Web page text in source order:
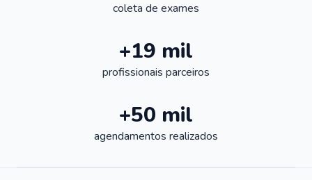
coleta de exames
+19 mil
profissionais parceiros
+50 mil
agendamentos realizados